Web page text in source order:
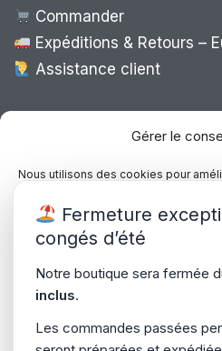
Gérer le
Nous utilisons des cookies pour
notre site, analyser le trafic et
Vous pouvez accepter, refuser ou
moment.
Gérer les services
Commander
Expéditions & Retours –
Assistance client
Expédition Europe
Livraison rapide dans
“ Mondial Relay
Fermeture
congés d’été
Notre boutique sera fermée
inclus.
Les commandes passées